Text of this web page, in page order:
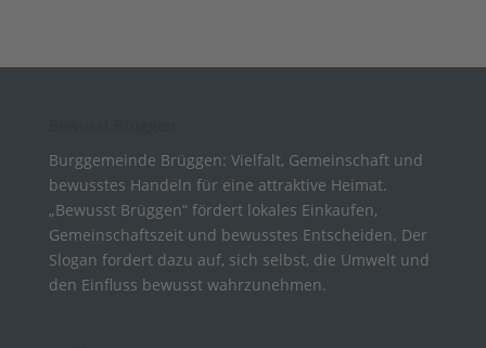
Burggemeinde Brüggen: Vielfalt, Gemeinschaft und
bewusstes Handeln für eine attraktive Heimat.
„Bewusst Brüggen“ fördert lokales Einkaufen,
Gemeinschaftszeit und bewusstes Entscheiden. Der
Slogan fordert dazu auf, sich selbst, die Umwelt und
den Einfluss bewusst wahrzunehmen.